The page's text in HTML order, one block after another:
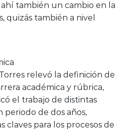
también un cambio en la
quizás también a nivel
relevó la definición de
académica y rúbrica,
el trabajo de distintas
periodo de dos años,
para los procesos de